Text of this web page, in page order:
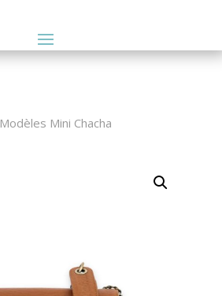
Modèles Mini Chacha